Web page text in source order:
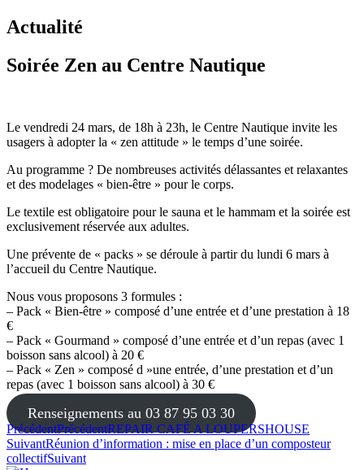
Actualité
Soirée Zen au Centre Nautique
Le vendredi 24 mars, de 18h à 23h, le Centre Nautique invite les
usagers à adopter la « zen attitude » le temps d’une soirée.
Au programme ? De nombreuses activités délassantes et relaxantes
et des modelages « bien-être » pour le corps.
Le textile est obligatoire pour le sauna et le hammam et la soirée est
exclusivement réservée aux adultes.
Une prévente de « packs » se déroule à partir du lundi 6 mars à
l’accueil du Centre Nautique.
Nous vous proposons 3 formules :
– Pack « Bien-être » composé d’une entrée et d’une prestation à 18
€
– Pack « Gourmand » composé d’une entrée et d’un repas (avec 1
boisson sans alcool) à 20 €
– Pack « Zen » composé d »une entrée, d’une prestation et d’un
repas (avec 1 boisson sans alcool) à 30 €
Renseignements au 03 87 95 03 30
PrécédentPrécédentREPAIR CAFÉ A LOUPERSHOUSE
SuivantRéunion d’information : mise en place d’un composteur
collectifSuivant